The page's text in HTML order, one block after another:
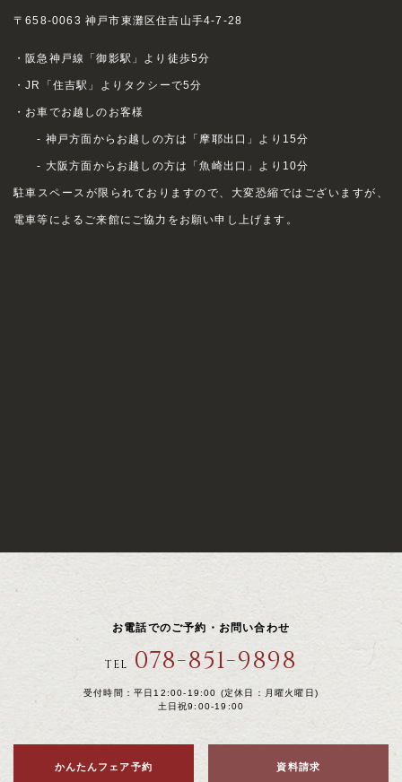
〒658-0063 神戸市東灘区住吉山手4-7-28
・阪急神戸線「御影駅」より徒歩5分
・JR「住吉駅」よりタクシーで5分
・お車でお越しのお客様
- 神戸方面からお越しの方は「摩耶出口」より15分
- 大阪方面からお越しの方は「魚崎出口」より10分
駐車スペースが限られておりますので、大変恐縮ではございますが、
電車等によるご来館にご協力をお願い申し上げます。
お電話でのご予約・お問い合わせ
TEL 078-851-9898
受付時間：平日12:00-19:00 (定休日：月曜火曜日)
土日祝9:00-19:00
かんたんフェア予約 資料請求